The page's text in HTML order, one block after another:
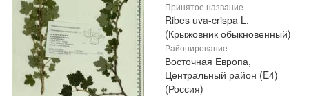
Принятое название
Ribes uva-crispa L.
(Крыжовник обыкновенный)
Районирование
Восточная Европа,
Центральный район (E4)
(Россия)